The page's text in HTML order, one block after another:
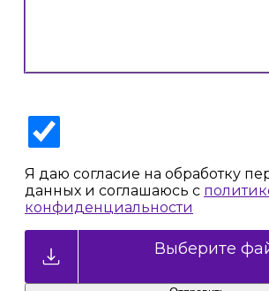
Я даю согласие на обработку
данных и соглашаюсь с
конфиденциальности
Выберите